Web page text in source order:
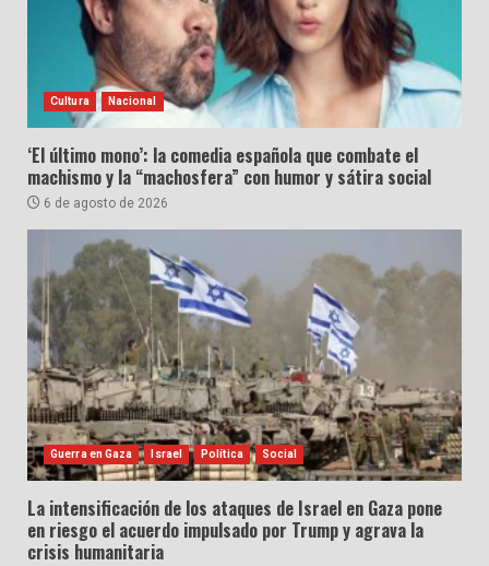
Cultura Nacional
‘El último mono’: la comedia española que combate el
machismo y la “machosfera” con humor y sátira social
6 de agosto de 2026
Guerra en Gaza Israel Política Social
La intensificación de los ataques de Israel en Gaza pone
en riesgo el acuerdo impulsado por Trump y agrava la
crisis humanitaria